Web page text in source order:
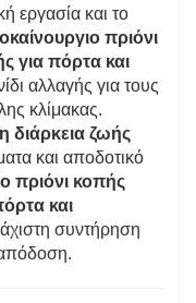
εργασία και το
πριόνι
για πόρτα και
αλλαγής για τους
κλίμακας.
ζωής
και αποδοτικό
πριόνι κοπής
και
συντήρηση